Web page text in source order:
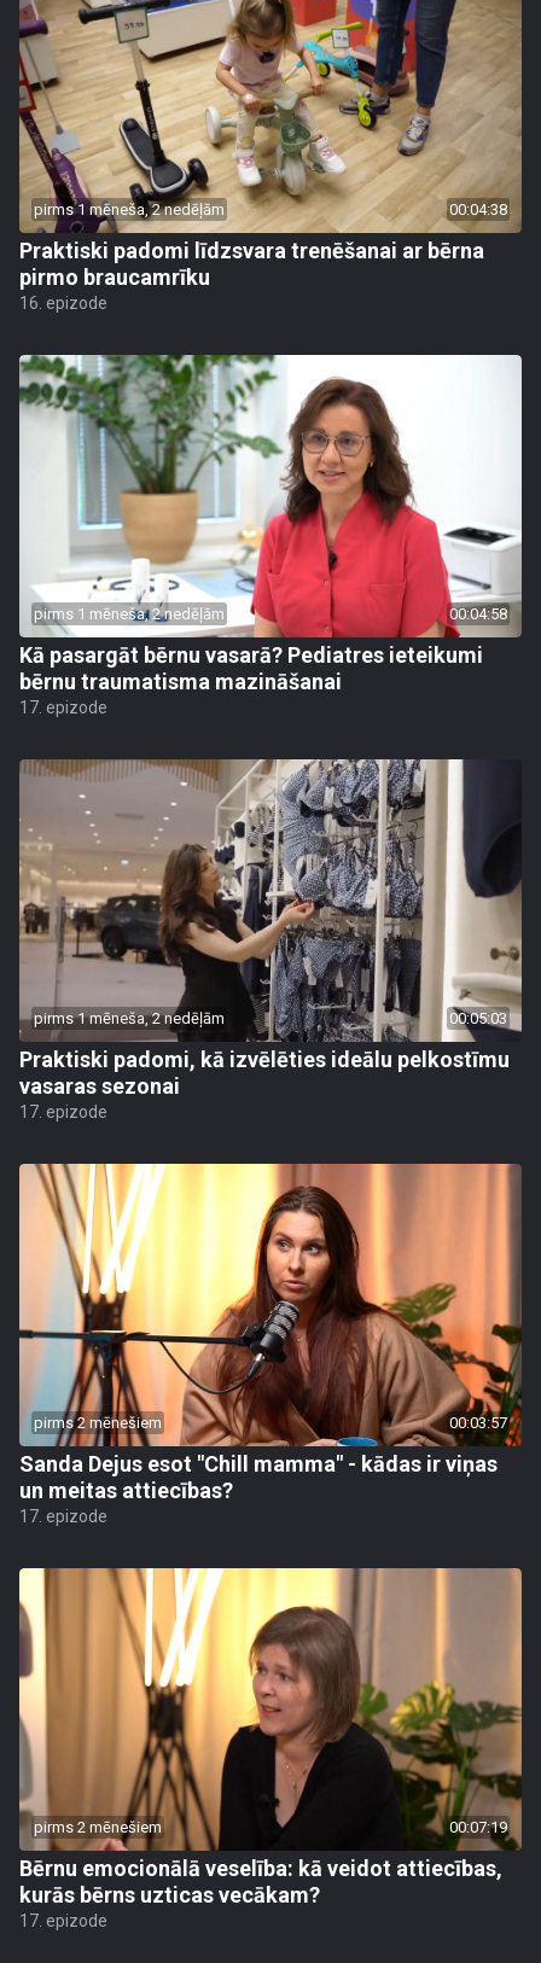
pirms 1 mēneša, 2 nedēļām 00:04:38
Praktiski padomi līdzsvara trenēšanai ar bērna
pirmo braucamrīku
16. epizode
pirms 1 mēneša, 2 nedēļām 00:04:58
Kā pasargāt bērnu vasarā? Pediatres ieteikumi
bērnu traumatisma mazināšanai
17. epizode
pirms 1 mēneša, 2 nedēļām 00:05:03
Praktiski padomi, kā izvēlēties ideālu pelkostīmu
vasaras sezonai
17. epizode
pirms 2 mēnešiem 00:03:57
Sanda Dejus esot "Chill mamma" - kādas ir viņas
un meitas attiecības?
17. epizode
pirms 2 mēnešiem 00:07:19
Bērnu emocionālā veselība: kā veidot attiecības,
kurās bērns uzticas vecākam?
17. epizode